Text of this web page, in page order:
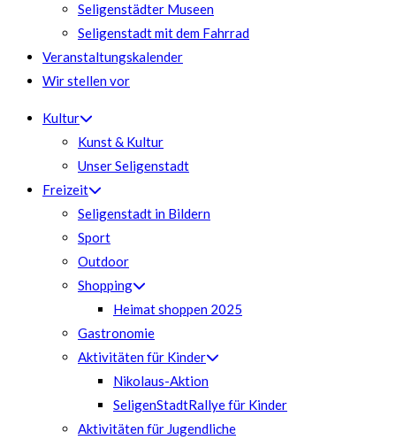
Seligenstädter Museen
Seligenstadt mit dem Fahrrad
Veranstaltungskalender
Wir stellen vor
Kultur
Kunst & Kultur
Unser Seligenstadt
Freizeit
Seligenstadt in Bildern
Sport
Outdoor
Shopping
Heimat shoppen 2025
Gastronomie
Aktivitäten für Kinder
Nikolaus-Aktion
SeligenStadtRallye für Kinder
Aktivitäten für Jugendliche